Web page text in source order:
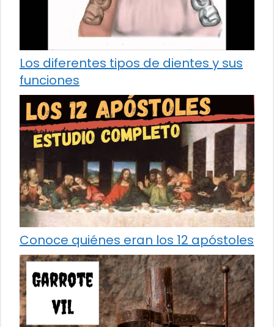
Los diferentes tipos de dientes y sus
funciones
Conoce quiénes eran los 12 apóstoles